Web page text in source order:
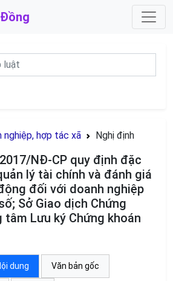
nghiệp, hợp tác xã Nghị định
NĐ-CP quy định đặc
lý tài chính và đánh giá
đối với doanh nghiệp
Sở Giao dịch Chứng
tâm Lưu ký Chứng khoán
dung Văn bản gốc